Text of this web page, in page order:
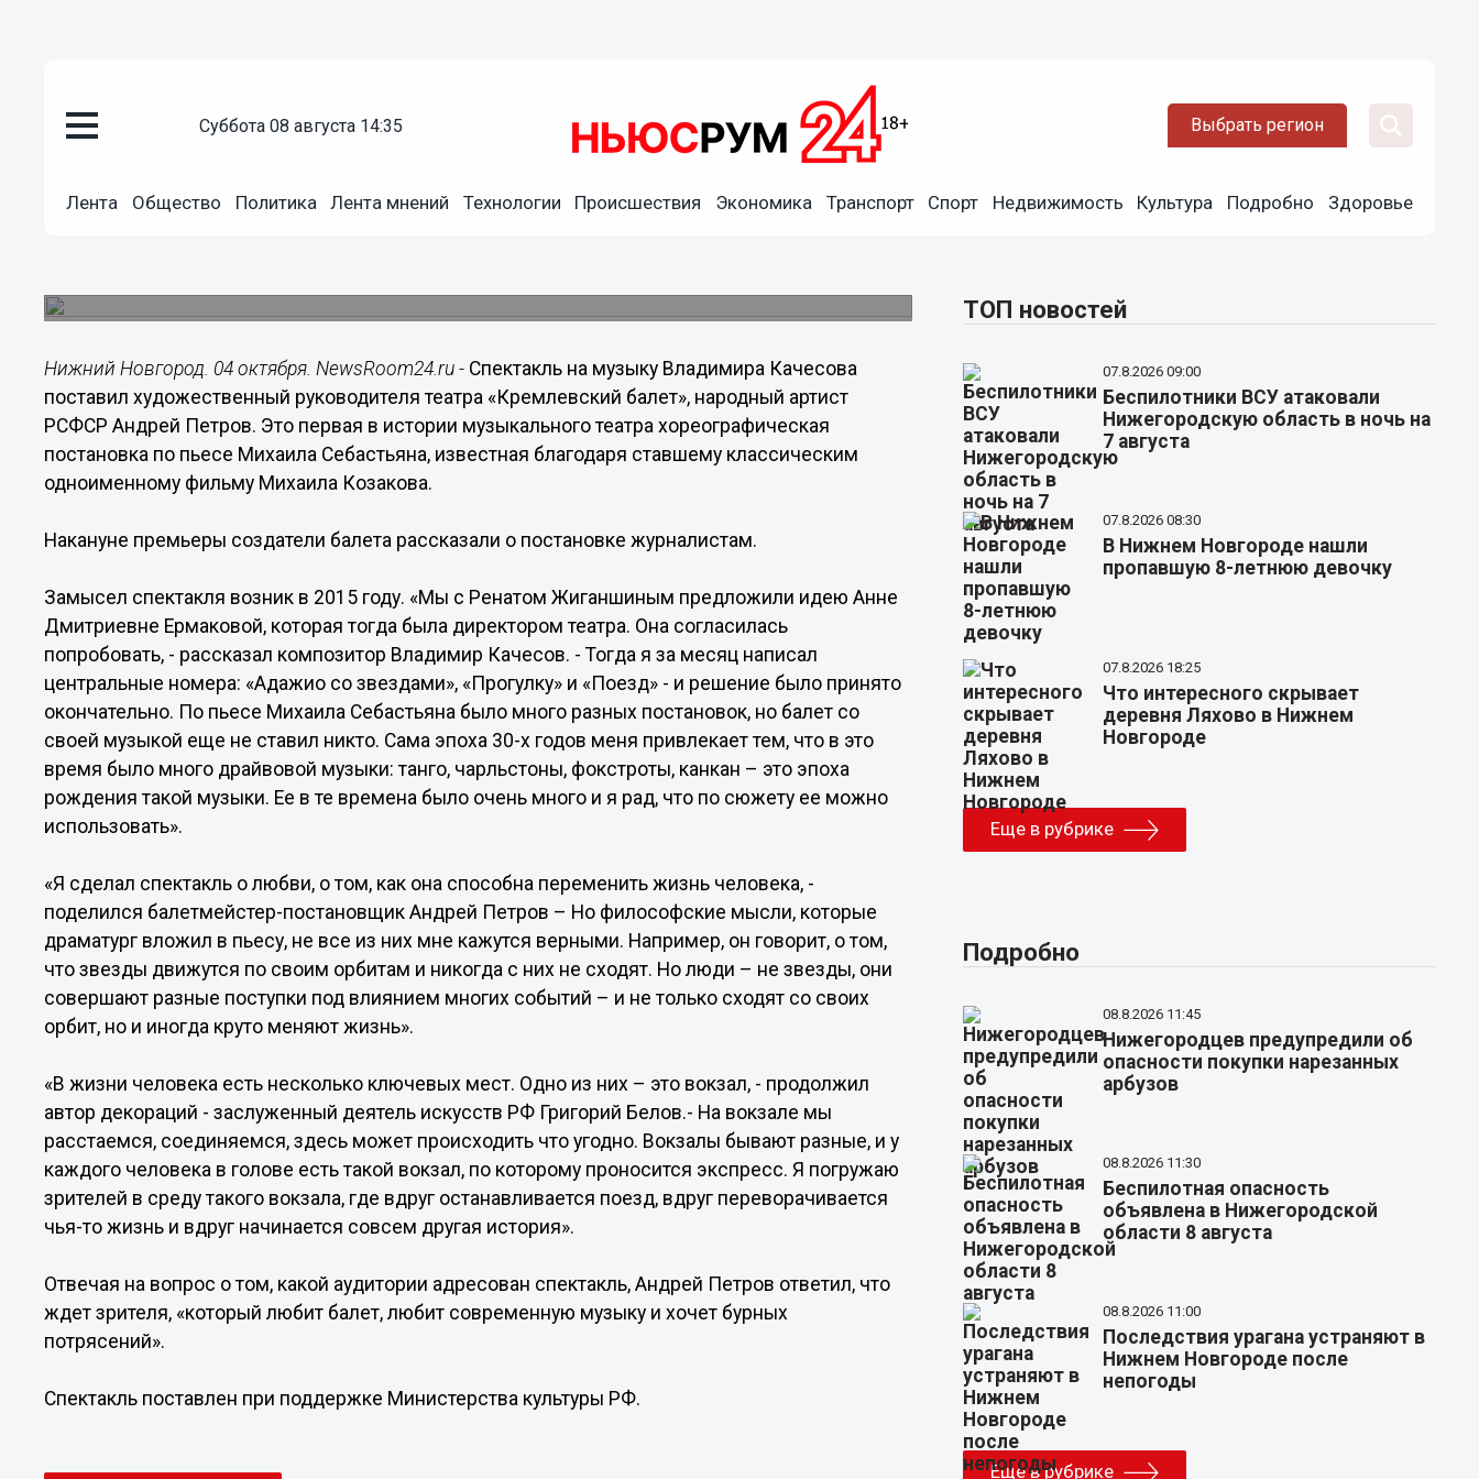
суббота 08 августа 14:35 Выбрать регион
Лента Общество Политика Лента мнений Технологии Происшествия Экономика Транспорт Спорт Недвижимость Культура Подробно Здоровье
«Мы ждем зрителя, который хочет бурных потрясений» -
Нижний Новгород. 04 октября. NewsRoom24.ru - Спектакль на музыку Владимира Качесова
поставил художественный руководителя театра «Кремлевский балет», народный артист
РСФСР Андрей Петров. Это первая в истории музыкального театра хореографическая
постановка по пьесе Михаила Себастьяна, известная благодаря ставшему классическим
одноименному фильму Михаила Козакова.
Накануне премьеры создатели балета рассказали о постановке журналистам.
Замысел спектакля возник в 2015 году. «Мы с Ренатом Жиганшиным предложили идею Анне
Дмитриевне Ермаковой, которая тогда была директором театра. Она согласилась
попробовать, - рассказал композитор Владимир Качесов. - Тогда я за месяц написал
центральные номера: «Адажио со звездами», «Прогулку» и «Поезд» - и решение было принято
окончательно. По пьесе Михаила Себастьяна было много разных постановок, но балет со
своей музыкой еще не ставил никто. Сама эпоха 30-х годов меня привлекает тем, что в это
время было много драйвовой музыки: танго, чарльстоны, фокстроты, канкан – это эпоха
рождения такой музыки. Ее в те времена было очень много и я рад, что по сюжету ее можно
использовать».
«Я сделал спектакль о любви, о том, как она способна переменить жизнь человека, -
поделился балетмейстер-постановщик Андрей Петров – Но философские мысли, которые
драматург вложил в пьесу, не все из них мне кажутся верными. Например, он говорит, о том,
что звезды движутся по своим орбитам и никогда с них не сходят. Но люди – не звезды, они
совершают разные поступки под влиянием многих событий – и не только сходят со своих
орбит, но и иногда круто меняют жизнь».
«В жизни человека есть несколько ключевых мест. Одно из них – это вокзал, - продолжил
автор декораций - заслуженный деятель искусств РФ Григорий Белов.- На вокзале мы
расстаемся, соединяемся, здесь может происходить что угодно. Вокзалы бывают разные, и у
каждого человека в голове есть такой вокзал, по которому проносится экспресс. Я погружаю
зрителей в среду такого вокзала, где вдруг останавливается поезд, вдруг переворачивается
чья-то жизнь и вдруг начинается совсем другая история».
Отвечая на вопрос о том, какой аудитории адресован спектакль, Андрей Петров ответил, что
ждет зрителя, «который любит балет, любит современную музыку и хочет бурных
потрясений».
Спектакль поставлен при поддержке Министерства культуры РФ.
ТОП новостей
07.8.2026 09:00
Беспилотники ВСУ атаковали
Нижегородскую область в ночь на
7 августа
07.8.2026 08:30
В Нижнем Новгороде нашли
пропавшую 8-летнюю девочку
07.8.2026 18:25
Что интересного скрывает
деревня Ляхово в Нижнем
Новгороде
Еще в рубрике
Подробно
08.8.2026 11:45
Нижегородцев предупредили об
опасности покупки нарезанных
арбузов
08.8.2026 11:30
Беспилотная опасность
объявлена в Нижегородской
области 8 августа
08.8.2026 11:00
Последствия урагана устраняют в
Нижнем Новгороде после
непогоды
Еще в рубрике